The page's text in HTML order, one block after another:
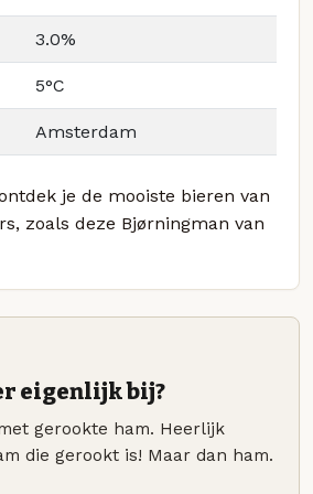
3.0%
5°C
Amsterdam
je de mooiste bieren van
zoals deze Bjørningman van
eigenlijk bij?
gerookte ham. Heerlijk
die gerookt is! Maar dan ham.